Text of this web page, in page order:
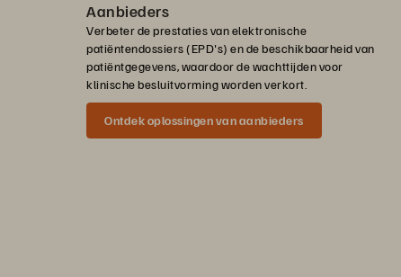
Aanbieders
Verbeter de prestaties van elektronische
patiëntendossiers (EPD's) en de beschikbaarheid van
patiëntgegevens, waardoor de wachttijden voor
klinische besluitvorming worden verkort.
Ontdek oplossingen van aanbieders